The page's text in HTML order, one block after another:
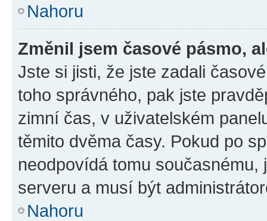
Nahoru
Změnil jsem časové pásmo,
Jste si jisti, že jste zadali
toho správného, pak jste
zimní čas, v uživatelském
těmito dvěma časy. Pokud po
neodpovídá tomu
serveru a musí být
Nahoru